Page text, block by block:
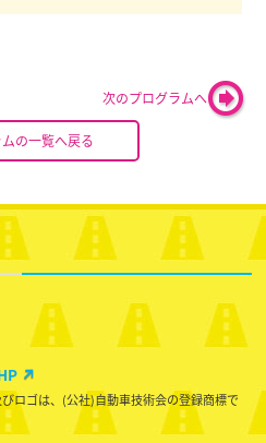
次のプログラムへ
の一覧へ戻る
ロゴは、(公社)自動車技術会の登録商標で